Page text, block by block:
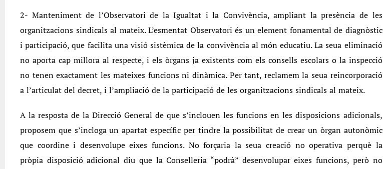
2- Manteniment de l’Observatori de la Igualtat i la Convivència, ampliant la presència de les
organitzacions sindicals al mateix. L’esmentat Observatori és un element fonamental de diagnòstic
i participació, que facilita una visió sistèmica de la convivència al món educatiu. La seua eliminació
no aporta cap millora al respecte, i els òrgans ja existents com els consells escolars o la inspecció
no tenen exactament les mateixes funcions ni dinàmica. Per tant, reclamem la seua reincorporació
a l’articulat del decret, i l’ampliació de la participació de les organitzacions sindicals al mateix.
A la resposta de la Direcció General de que s’inclouen les funcions en les disposicions adicionals,
proposem que s’incloga un apartat específic per tindre la possibilitat de crear un òrgan autonòmic
que coordine i desenvolupe eixes funcions. No forçaria la seua creació no operativa perquè la
pròpia disposició adicional diu que la Conselleria “podrà” desenvolupar eixes funcions, però no